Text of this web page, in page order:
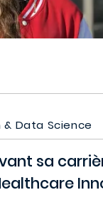
Data Science
sa